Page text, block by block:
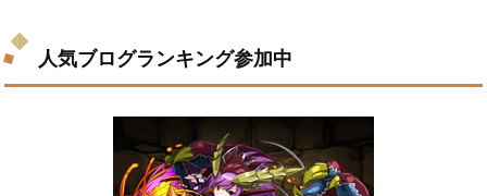
人気ブログランキング参加中